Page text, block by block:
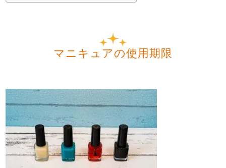
マニキュアの使用期限